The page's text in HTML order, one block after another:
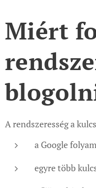
Miért
A rendszeresség a
a Google
egyre több